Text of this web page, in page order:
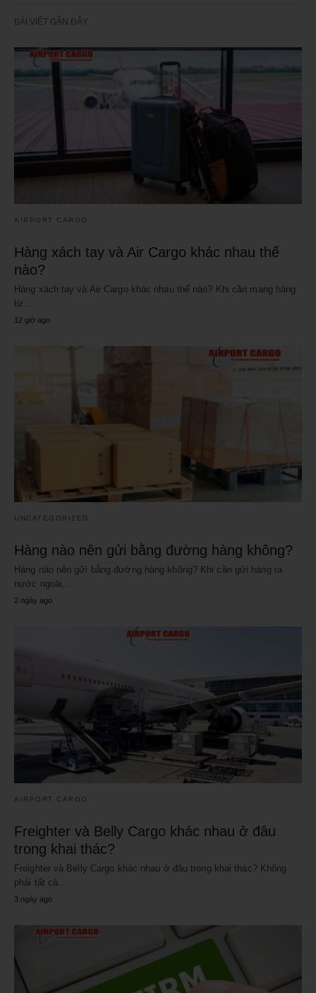
BÀI VIẾT GẦN ĐÂY
AIRPORT CARGO
Hàng xách tay và Air Cargo khác nhau thế
nào?
Hàng xách tay và Air Cargo khác nhau thế nào? Khi cần mang hàng
từ…
12 giờ ago
UNCATEGORIZED
Hàng nào nên gửi bằng đường hàng không?
Hàng nào nên gửi bằng đường hàng không? Khi cần gửi hàng ra
nước ngoài,…
2 ngày ago
AIRPORT CARGO
Freighter và Belly Cargo khác nhau ở đâu
trong khai thác?
Freighter và Belly Cargo khác nhau ở đâu trong khai thác? Không
phải tất cả…
3 ngày ago